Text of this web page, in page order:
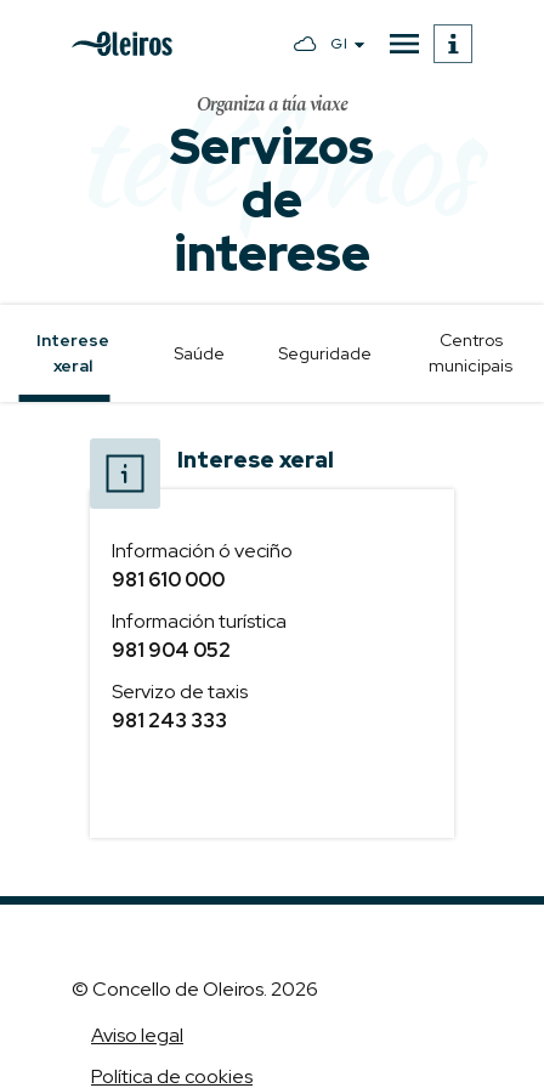
Gl
teléfonos
Organiza a túa viaxe
Servizos
de
interese
Interese
xeral
Saúde Seguridade
Centros
municipais
Interese xeral
Información ó veciño
981 610 000
Información turística
981 904 052
Servizo de taxis
981 243 333
© Concello de Oleiros. 2026
Aviso legal
Política de cookies